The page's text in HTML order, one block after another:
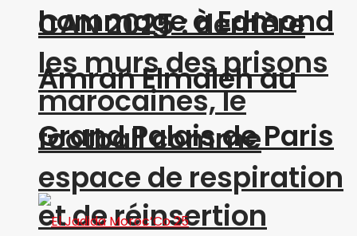
CAN 2025 : derrière
les murs des prisons
marocaines, le
football comme
espace de respiration
et de réinsertion
hommage à Edmond
Amran Elmaleh au
Grand Palais de Paris